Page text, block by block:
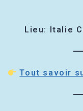
Lieu: Italie
Tout savoir